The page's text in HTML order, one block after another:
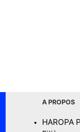
A PROPOS
HAROPA